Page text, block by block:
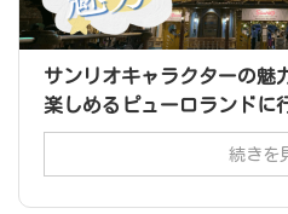
サンリオキャラクターの魅
楽しめるピューロランドに
続きを